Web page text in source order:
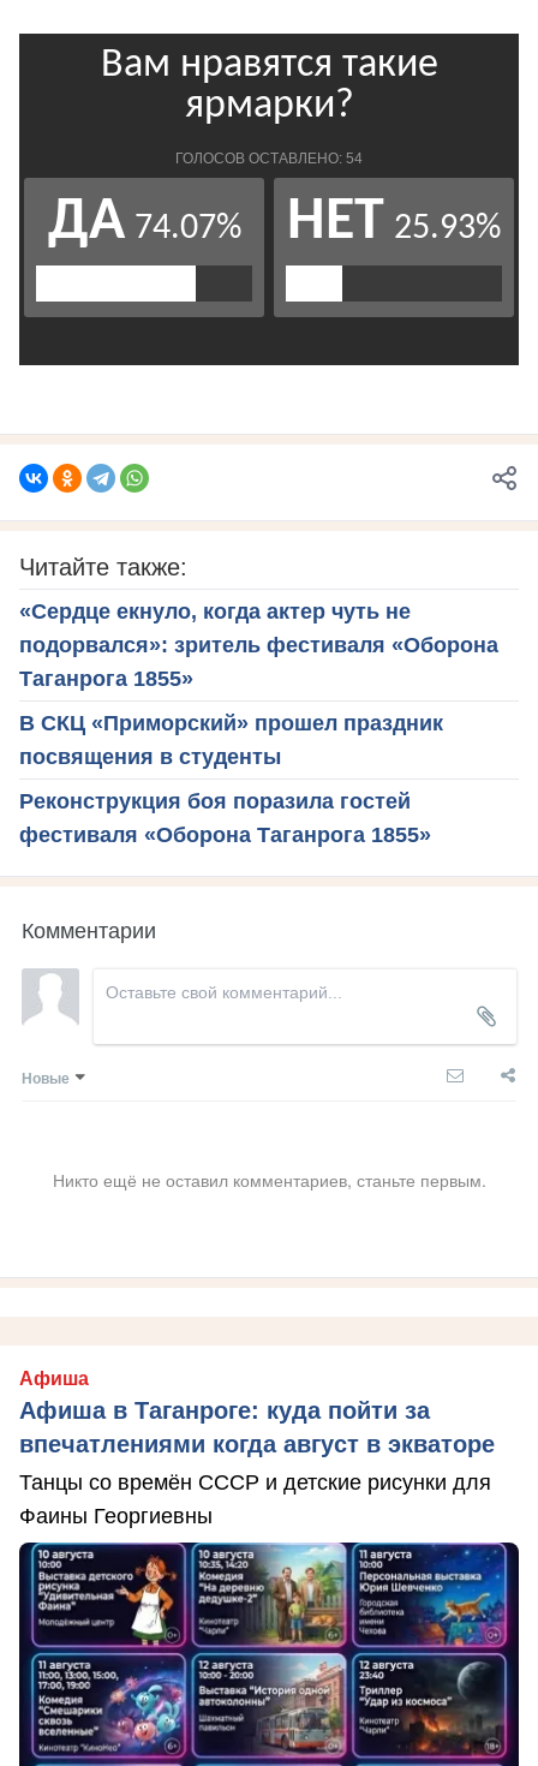
Читайте также:
«Сердце екнуло, когда актер чуть не
подорвался»: зритель фестиваля «Оборона
Таганрога 1855»
В СКЦ «Приморский» прошел праздник
посвящения в студенты
Реконструкция боя поразила гостей
фестиваля «Оборона Таганрога 1855»
Комментарии
Новые
Никто ещё не оставил комментариев, станьте первым.
Афиша
Афиша в Таганроге: куда пойти за
впечатлениями когда август в экваторе
Танцы со времён СССР и детские рисунки для
Фаины Георгиевны